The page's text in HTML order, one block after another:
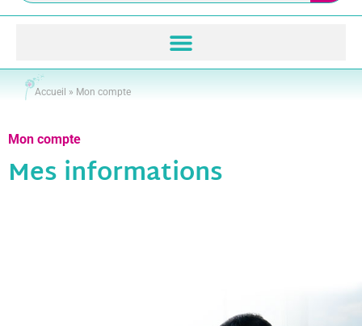
Accueil » Mon compte
Mon compte
Mes informations